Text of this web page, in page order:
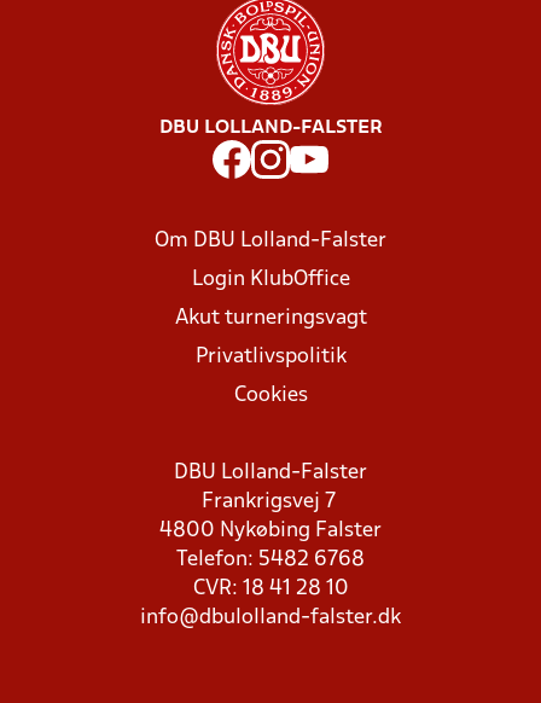
DBU LOLLAND-FALSTER
Om DBU Lolland-Falster
Login KlubOffice
Akut turneringsvagt
Privatlivspolitik
Cookies
DBU Lolland-Falster
Frankrigsvej 7
4800 Nykøbing Falster
Telefon: 5482 6768
CVR: 18 41 28 10
info@dbulolland-falster.dk